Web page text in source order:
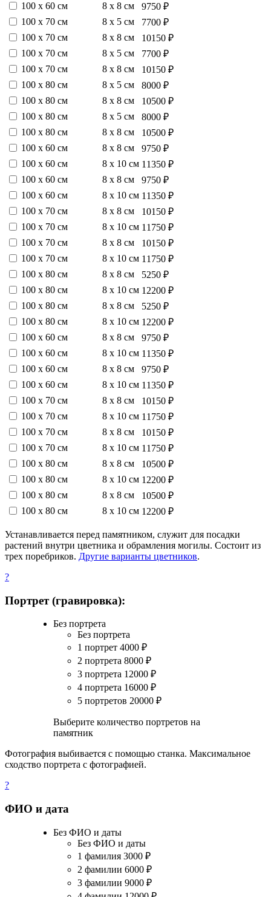
100 х 60 см
8 х 8 см
9750 ₽
100 х 70 см
8 х 5 см
7700 ₽
100 х 70 см
8 х 8 см
10150 ₽
100 х 70 см
8 х 5 см
7700 ₽
100 х 70 см
8 х 8 см
10150 ₽
100 х 80 см
8 х 5 см
8000 ₽
100 х 80 см
8 х 8 см
10500 ₽
100 х 80 см
8 х 5 см
8000 ₽
100 х 80 см
8 х 8 см
10500 ₽
100 х 60 см
8 х 8 см
9750 ₽
100 х 60 см
8 х 10 см 11350 ₽
100 х 60 см
8 х 8 см
9750 ₽
100 х 60 см
8 х 10 см 11350 ₽
100 х 70 см
8 х 8 см
10150 ₽
100 х 70 см
8 х 10 см 11750 ₽
100 х 70 см
8 х 8 см
10150 ₽
100 х 70 см
8 х 10 см 11750 ₽
100 х 80 см
8 х 8 см
5250 ₽
100 х 80 см
8 х 10 см 12200 ₽
100 х 80 см
8 х 8 см
5250 ₽
100 х 80 см
8 х 10 см 12200 ₽
100 х 60 см
8 х 8 см
9750 ₽
100 х 60 см
8 х 10 см 11350 ₽
100 х 60 см
8 х 8 см
9750 ₽
100 х 60 см
8 х 10 см 11350 ₽
100 х 70 см
8 х 8 см
10150 ₽
100 х 70 см
8 х 10 см 11750 ₽
100 х 70 см
8 х 8 см
10150 ₽
100 х 70 см
8 х 10 см 11750 ₽
100 х 80 см
8 х 8 см
10500 ₽
100 х 80 см
8 х 10 см 12200 ₽
100 х 80 см
8 х 8 см
10500 ₽
100 х 80 см
8 х 10 см 12200 ₽
Устанавливается перед памятником, служит для посадки
растений внутри цветника и обрамления могилы. Состоит из
трех поребриков. Другие варианты цветников.
?
Портрет (гравировка):
Без портрета
Без портрета
1 портрет 4000 ₽
2 портрета 8000 ₽
3 портрета 12000 ₽
4 портрета 16000 ₽
5 портретов 20000 ₽
Выберите количество портретов на
памятник
Фотография выбивается с помощью станка. Максимальное
сходство портрета с фотографией.
?
ФИО и дата
Без ФИО и даты
Без ФИО и даты
1 фамилия 3000 ₽
2 фамилии 6000 ₽
3 фамилии 9000 ₽